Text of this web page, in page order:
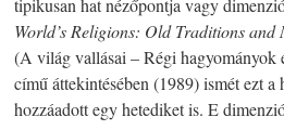
World’s Religions: Old Traditions
(A világ vallásai – Régi hagyományok
című áttekintésében (1989) ismét ezt a
hozzáadott egy hetediket is. E